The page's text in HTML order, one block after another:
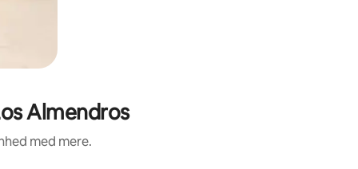
Almendros
med mere.